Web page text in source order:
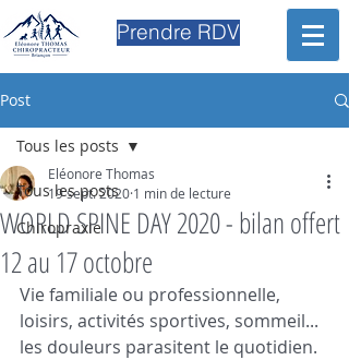
Prendre RDV
Post
Tous les posts
Chiropraxie
Tous les posts
WORLD SPINE DAY 2020 - bilan offert
12 au 17 octobre
Eléonore Thomas
19 sept. 2020 1 min de lecture
Vie familiale ou professionnelle,
loisirs, activités sportives, sommeil...
les douleurs parasitent le quotidien.